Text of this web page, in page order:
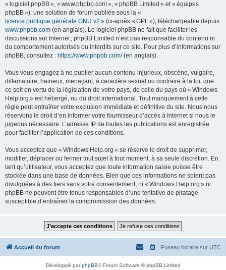
« logiciel phpBB », « www.phpbb.com », « phpBB Limited » et « équipes
phpBB »), une solution de forum publiée sous la «
licence publique générale GNU v2 » (ci-après « GPL »), téléchargeable depuis
www.phpbb.com (en anglais). Le logiciel phpBB ne fait que faciliter les
discussions sur Internet ; phpBB Limited n’est pas responsable du contenu ni
du comportement autorisés ou interdits sur ce site. Pour plus d’informations sur
phpBB, consultez : https://www.phpbb.com/(en anglais).
Vous vous engagez à ne publier aucun contenu injurieux, obscène, vulgaire,
diffamatoire, haineux, menaçant, à caractère sexuel ou contraire à la loi, que
ce soit en vertu de la législation de votre pays, de celle du pays où « Windows
Help.org » est hébergé, ou du droit international. Tout manquement à cette
règle peut entraîner votre exclusion immédiate et définitive du site. Nous nous
réservons le droit d’en informer votre fournisseur d’accès à Internet si nous le
jugeons nécessaire. L’adresse IP de toutes les publications est enregistrée
pour faciliter l’application de ces conditions.
Vous acceptez que « Windows Help.org » se réserve le droit de supprimer,
modifier, déplacer ou fermer tout sujet à tout moment, à sa seule discrétion. En
tant qu’utilisateur, vous acceptez que toute information saisie puisse être
stockée dans une base de données. Bien que ces informations ne soient pas
divulguées à des tiers sans votre consentement, ni « Windows Help.org » ni
phpBB ne peuvent être tenus responsables d’une tentative de piratage
susceptible d’entraîner la compromission des données.
Accueil du forum Fuseau horaire sur UTC
Développé parphpBB® Forum Software © phpBB Limited